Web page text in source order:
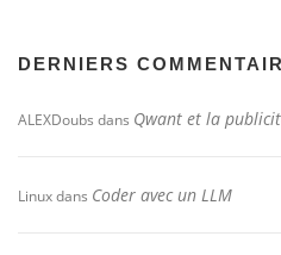
DERNIERS
ALEXDoubs dans Qwant et la
Linuxdans Coder avec un LLM